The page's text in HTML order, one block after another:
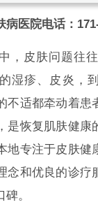
病医院电话：
，皮肤问题往
湿疹、皮炎，
不适都牵动着患
是恢复肌肤健康
地专注于皮肤健
念和优良的诊疗
。